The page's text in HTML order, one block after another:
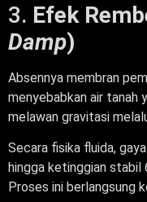
3. Efek
Damp)
Absennya membran
menyebabkan air tanah
melawan gravitasi
Secara fisika fluida,
hingga ketinggian stabil
Proses ini berlangsung